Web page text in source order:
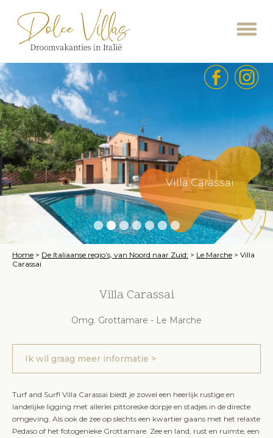
Villa Carassai
Home > De Italiaanse regio’s, van Noord naar Zuid: > Le Marche > Villa
Carassai
Villa Carassai
Omg. Grottamare - Le Marche
Ik wil graag meer informatie >
Turf and Surf! Villa Carassai biedt je zowel een heerlijk rustige en
landelijke ligging met allerlei pittoreske dorpje en stadjes in de directe
omgeving. Als ook de zee op slechts een kwartier gaans met het relaxte
Pedaso of het fotogenieke Grottamare. Zee en land, rust en ruimte, een